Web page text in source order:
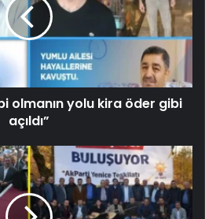
olmanın yolu kira öder gibi
açıldı”